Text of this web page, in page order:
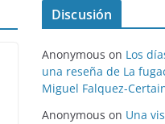
Discusión
Anonymous on Los
una reseña de La
Miguel Falquez-
Anonymous on Una